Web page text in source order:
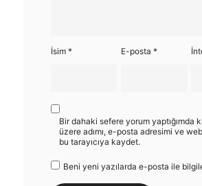
İsim * E-posta *
Bir dahaki sefere yorum yaptığımda
üzere adımı, e-posta adresimi ve
bu tarayıcıya kaydet.
Beni yeni yazılarda e-posta ile